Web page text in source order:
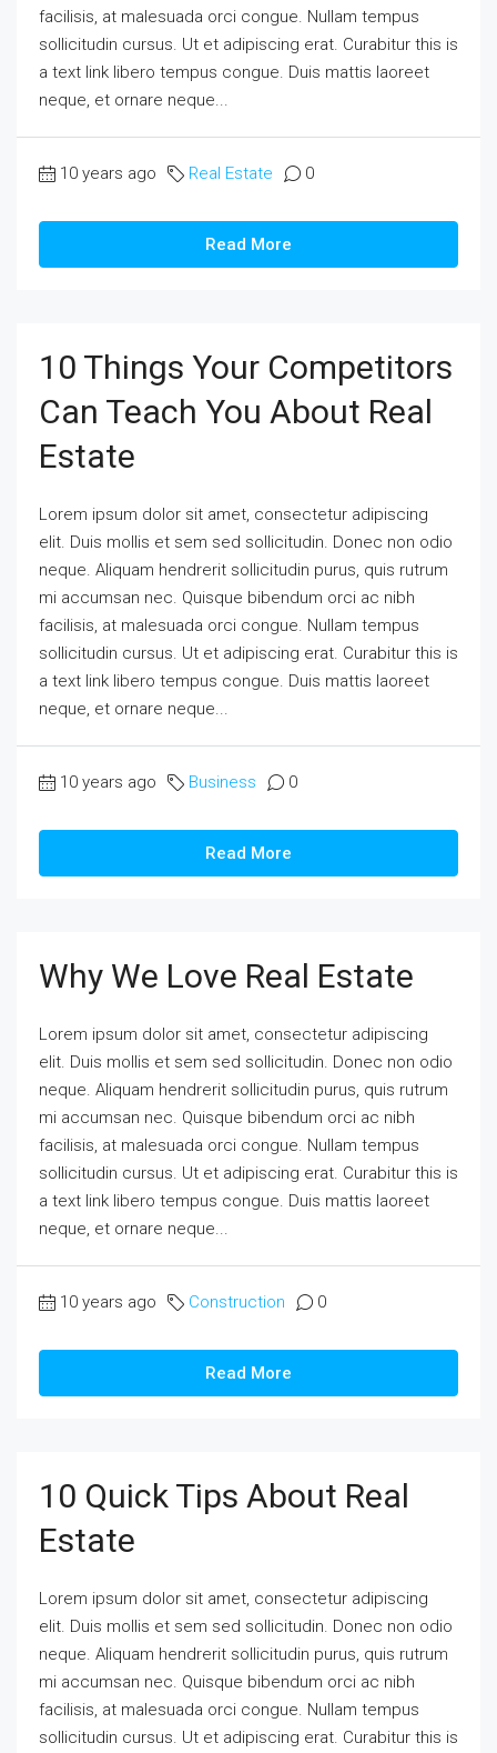
facilisis, at malesuada orci congue. Nullam tempus
sollicitudin cursus. Ut et adipiscing erat. Curabitur this is
a text link libero tempus congue. Duis mattis laoreet
neque, et ornare neque...
10 years ago Real Estate 0
Read More
10 Things Your Competitors
Can Teach You About Real
Estate
Lorem ipsum dolor sit amet, consectetur adipiscing
elit. Duis mollis et sem sed sollicitudin. Donec non odio
neque. Aliquam hendrerit sollicitudin purus, quis rutrum
mi accumsan nec. Quisque bibendum orci ac nibh
facilisis, at malesuada orci congue. Nullam tempus
sollicitudin cursus. Ut et adipiscing erat. Curabitur this is
a text link libero tempus congue. Duis mattis laoreet
neque, et ornare neque...
10 years ago Business 0
Read More
Why We Love Real Estate
Lorem ipsum dolor sit amet, consectetur adipiscing
elit. Duis mollis et sem sed sollicitudin. Donec non odio
neque. Aliquam hendrerit sollicitudin purus, quis rutrum
mi accumsan nec. Quisque bibendum orci ac nibh
facilisis, at malesuada orci congue. Nullam tempus
sollicitudin cursus. Ut et adipiscing erat. Curabitur this is
a text link libero tempus congue. Duis mattis laoreet
neque, et ornare neque...
10 years ago Construction 0
Read More
10 Quick Tips About Real
Estate
Lorem ipsum dolor sit amet, consectetur adipiscing
elit. Duis mollis et sem sed sollicitudin. Donec non odio
neque. Aliquam hendrerit sollicitudin purus, quis rutrum
mi accumsan nec. Quisque bibendum orci ac nibh
facilisis, at malesuada orci congue. Nullam tempus
sollicitudin cursus. Ut et adipiscing erat. Curabitur this is